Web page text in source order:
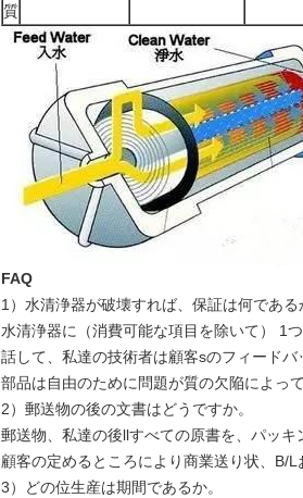
質
FAQ
1）水清浄器が破壊すれば、保証は何である
水清浄器に（消費可能な項目を除いて） 1
話して、私達の技術者は顧客sのフィード
部品は自由のために問題が質の欠陥によっ
2）郵送物の後の文書はどうですか。
郵送物、私達の後llすべての原書を、パッ
顧客の定めるところにより商業送り状、B/L
3）どの位生産は期間であるか。